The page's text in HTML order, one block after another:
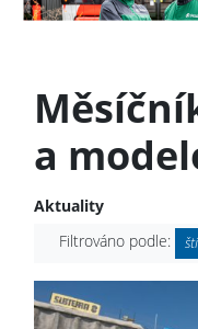
a
Aktuality
Filtrováno podle: